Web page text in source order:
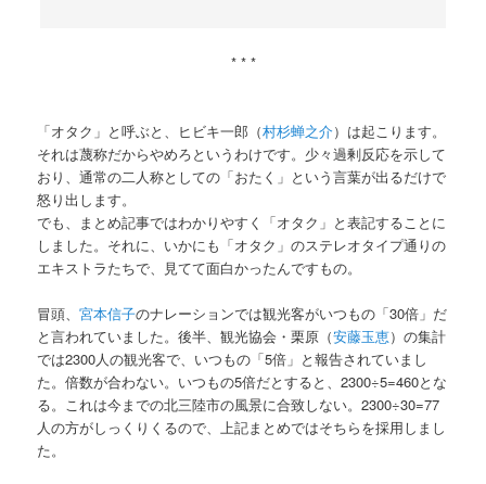
* * *
「オタク」と呼ぶと、ヒビキ一郎（村杉蝉之介）は起こります。
それは蔑称だからやめろというわけです。少々過剰反応を示して
おり、通常の二人称としての「おたく」という言葉が出るだけで
怒り出します。
でも、まとめ記事ではわかりやすく「オタク」と表記することに
しました。それに、いかにも「オタク」のステレオタイプ通りの
エキストラたちで、見てて面白かったんですもの。
冒頭、宮本信子のナレーションでは観光客がいつもの「30倍」だ
と言われていました。後半、観光協会・栗原（安藤玉恵）の集計
では2300人の観光客で、いつもの「5倍」と報告されていまし
た。倍数が合わない。いつもの5倍だとすると、2300÷5=460とな
る。これは今までの北三陸市の風景に合致しない。2300÷30=77
人の方がしっくりくるので、上記まとめではそちらを採用しまし
た。